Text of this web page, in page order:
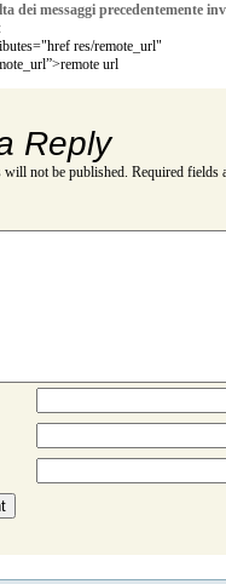
dei messaggi precedentemente
res/remote_url"
url
Reply
will not be published. Required fields